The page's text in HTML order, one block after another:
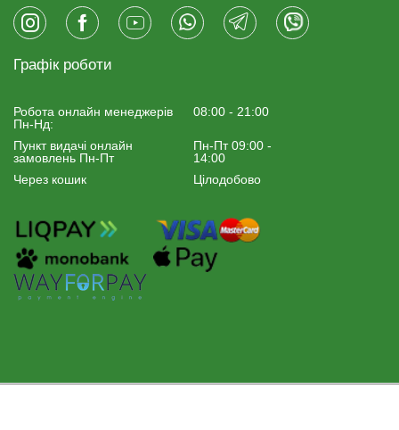
Графік роботи
Робота онлайн менеджерiв
Пн-Нд:
08:00 - 21:00
Пункт видачі онлайн
замовлень Пн-Пт
Пн-Пт 09:00 -
14:00
Через кошик
Цілодобово